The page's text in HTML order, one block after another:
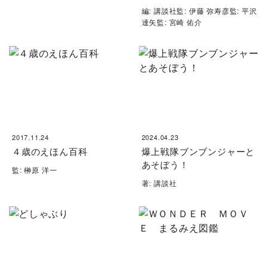
編: 講談社監: 伊藤 弥寿彦監: 平沢
達矢監: 宮崎 佑介
2017.11.24
４歳のえほん百科
監: 榊原 洋一
2024.04.23
爆上戦隊ブンブンジャーと
あそぼう！
著: 講談社